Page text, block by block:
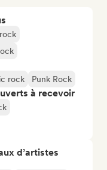
rock Punk Rock
à recevoir
d’artistes